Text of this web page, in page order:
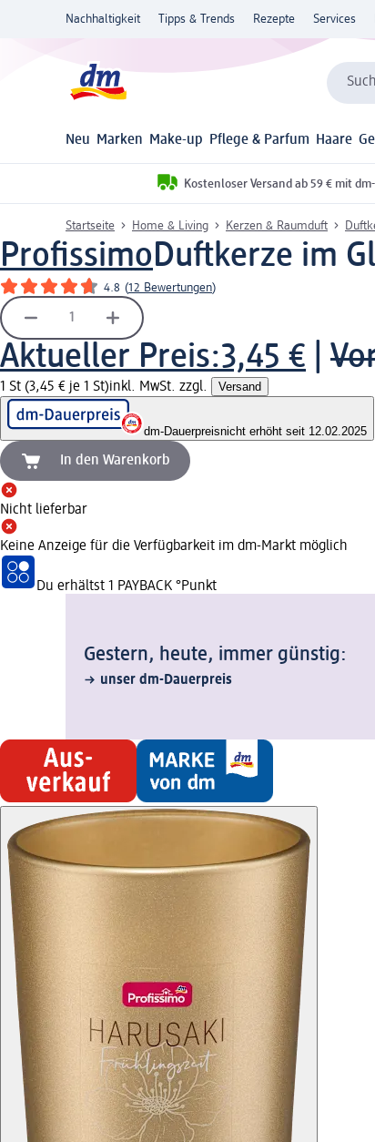
Nachhaltigkeit Tipps & Trends Rezepte Services
Neu Marken Make-up Pflege & Parfum Haare
Kostenloser Versand ab 59 € mit
Startseite Home & Living Kerzen & Raumduft
ProfissimoDuftkerze im
4.8 (12 Bewertungen)
Aktueller Preis:3,45 €
1 St (3,45 € je 1 St)inkl. MwSt. zzgl. Versand
dm-Dauerpreisnicht erhöht seit 12.02.2025
In den Warenkorb
Nicht lieferbar
Keine Anzeige für die Verfügbarkeit im dm-Markt möglich
Du erhältst 1 PAYBACK °Punkt
Gestern, heute, immer günstig:
unser dm-Dauerpreis